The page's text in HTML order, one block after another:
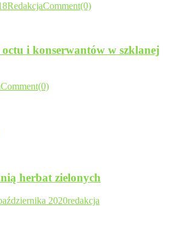
RedakcjaComment(0)
i konserwantów w szklanej
Comment(0)
herbat zielonych
2020redakcja